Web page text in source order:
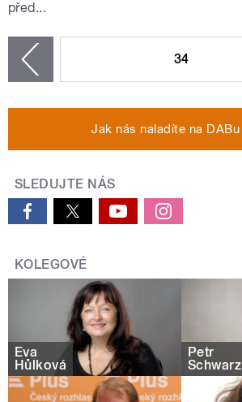
před...
34
Jak nás naladíte na DABu
SLEDUJTE NÁS
KOLEGOVÉ
Eva
Hůlková
Petr
Schwarz